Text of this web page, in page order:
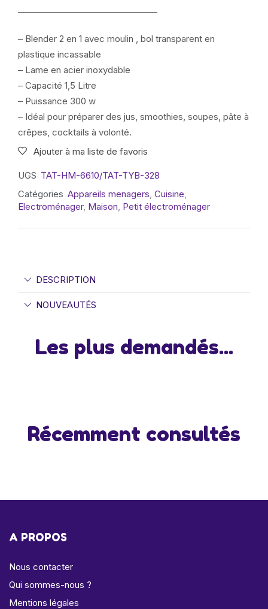
———————————————–
– Blender 2 en 1 avec moulin , bol transparent en
plastique incassable
– Lame en acier inoxydable
– Capacité 1,5 Litre
– Puissance 300 w
– Idéal pour préparer des jus, smoothies, soupes, pâte à
crêpes, cocktails à volonté.
Ajouter à ma liste de favoris
UGS TAT-HM-6610/TAT-TYB-328
Catégories Appareils menagers, Cuisine,
Electroménager, Maison, Petit électroménager
DESCRIPTION
NOUVEAUTÉS
Les plus demandés...
Récemment consultés
A PROPOS
Nous contacter
Qui sommes-nous ?
Mentions légales